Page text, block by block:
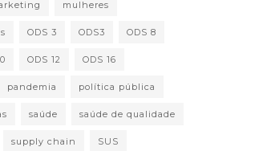
mulheres
ODS 3 ODS3 ODS 8
ODS 12 ODS 16
pandemia política pública
saúde saúde de qualidade
supply chain SUS